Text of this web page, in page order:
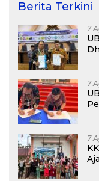
Berita Terkini
7
7
7